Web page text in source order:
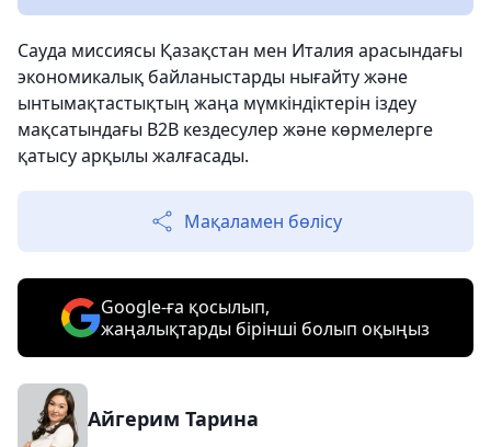
Сауда миссиясы Қазақстан мен Италия арасындағы
экономикалық байланыстарды нығайту және
ынтымақтастықтың жаңа мүмкіндіктерін іздеу
мақсатындағы B2B кездесулер және көрмелерге
қатысу арқылы жалғасады.
Мақаламен бөлісу
Google-ға қосылып,
жаңалықтарды бірінші болып оқыңыз
Айгерим Тарина